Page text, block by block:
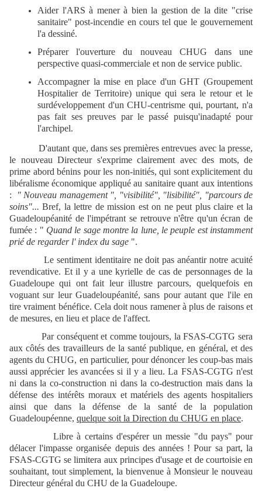
Aider l'ARS à mener à bien la gestion de la dite "crise
sanitaire" post-incendie en cours tel que le gouvernement
l'a dessiné.
Préparer l'ouverture du nouveau CHUG dans une
perspective quasi-commerciale et non de service public.
Accompagner la mise en place d'un GHT (Groupement
Hospitalier de Territoire) unique qui sera le retour et le
surdéveloppement d'un CHU-centrisme qui, pourtant, n'a
pas fait ses preuves par le passé puisqu'inadapté pour
l'archipel.
D'autant que, dans ses premières entrevues avec la presse,
le nouveau Directeur s'exprime clairement avec des mots, de
prime abord bénins pour les non-initiés, qui sont explicitement du
libéralisme économique appliqué au sanitaire quant aux intentions
:
" Nouveau management ", "visibilité", "lisibilité", "parcours de
soins"...Bref, la lettre de mission est on ne peut plus claire et la
Guadeloupéanité de l'impétrant se retrouve n'être qu'un écran de
fumée : " Quand le sage montre la lune, le peuple est instamment
prié de regarder l' index du sage ".
Le sentiment identitaire ne doit pas anéantir notre acuité
revendicative. Et il y a une kyrielle de cas de personnages de la
Guadeloupe qui ont fait leur illustre parcours, quelquefois en
voguant sur leur Guadeloupéanité, sans pour autant que l'ile en
tire vraiment bénéfice. Cela doit nous ramener à plus de raisons et
de mesures, en lieu et place de l'affect.
Par conséquent et comme toujours, la FSAS-CGTG sera
aux côtés des travailleurs de la santé publique, en général, et des
agents du CHUG, en particulier, pour dénoncer les coup-bas mais
aussi apprécier les avancées si il y a lieu. La FSAS-CGTG n'est
ni dans la co-construction ni dans la co-destruction mais dans la
défense des intérêts moraux et matériels des agents hospitaliers
ainsi que dans la défense de la santé de la population
Guadeloupéenne, quelque soit la Direction du CHUG en place.
Libre à certains d'espérer un messie "du pays" pour
délacer l'impasse organisée depuis des années ! Pour sa part, la
FSAS-CGTG se limitera aux principes d'usage et de courtoisie en
souhaitant, tout simplement, la bienvenue à Monsieur le nouveau
Directeur général du CHU de la Guadeloupe.